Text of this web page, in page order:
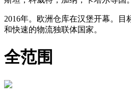
2016年。欧洲仓库在汉堡开幕。目
和快速的物流独联体国家。
全范围